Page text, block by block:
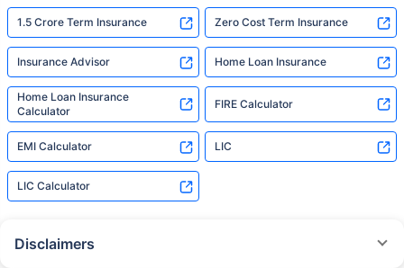
1.5 Crore Term Insurance Zero Cost Term Insurance
Insurance Advisor Home Loan Insurance
Home Loan Insurance
Calculator
FIRE Calculator
EMI Calculator LIC
LIC Calculator
Disclaimers